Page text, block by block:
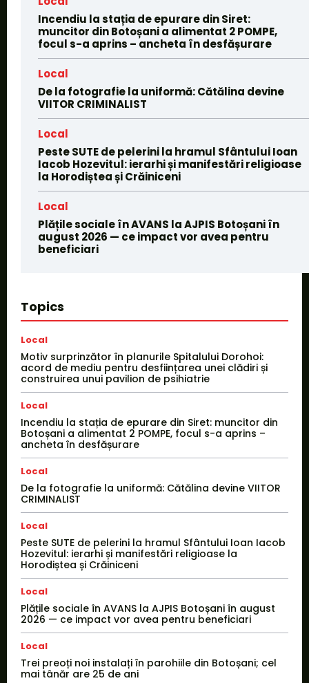
Incendiu la stația de epurare din Siret:
muncitor din Botoșani a alimentat 2 POMPE,
focul s-a aprins – ancheta în desfășurare
Local
De la fotografie la uniformă: Cătălina devine
VIITOR CRIMINALIST
Local
Peste SUTE de pelerini la hramul Sfântului Ioan
Iacob Hozevitul: ierarhi și manifestări religioase
la Horodiștea și Crăiniceni
Local
Plățile sociale în AVANS la AJPIS Botoșani în
august 2026 — ce impact vor avea pentru
beneficiari
Topics
Local
Motiv surprinzător în planurile Spitalului Dorohoi:
acord de mediu pentru desființarea unei clădiri și
construirea unui pavilion de psihiatrie
Local
Incendiu la stația de epurare din Siret: muncitor din
Botoșani a alimentat 2 POMPE, focul s-a aprins –
ancheta în desfășurare
Local
De la fotografie la uniformă: Cătălina devine VIITOR
CRIMINALIST
Local
Peste SUTE de pelerini la hramul Sfântului Ioan Iacob
Hozevitul: ierarhi și manifestări religioase la
Horodiștea și Crăiniceni
Local
Plățile sociale în AVANS la AJPIS Botoșani în august
2026 — ce impact vor avea pentru beneficiari
Local
Trei preoți noi instalați în parohiile din Botoșani; cel
mai tânăr are 25 de ani